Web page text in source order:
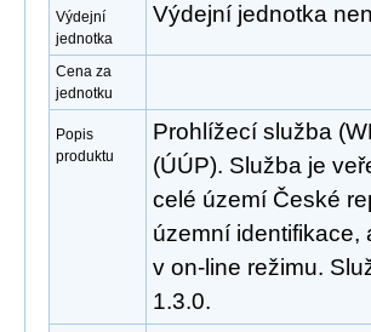
Výdejní
jednotka
Výdejní jednotka
Cena za
jednotku
Popis
produktu
Prohlížecí služba
(ÚÚP). Služba je
celé území České
územní identifikace,
v on-line režimu.
1.3.0.